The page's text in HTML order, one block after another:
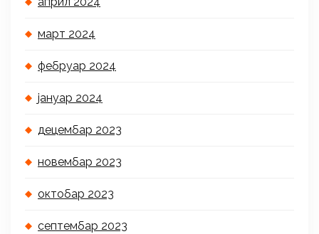
март 2024
фебруар 2024
јануар 2024
децембар 2023
новембар 2023
октобар 2023
септембар 2023